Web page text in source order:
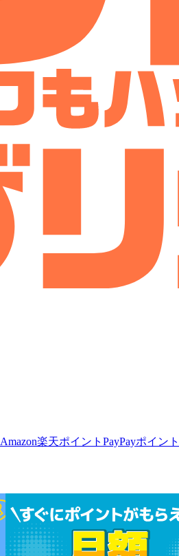
Amazon楽天ポイント PayPayポイント